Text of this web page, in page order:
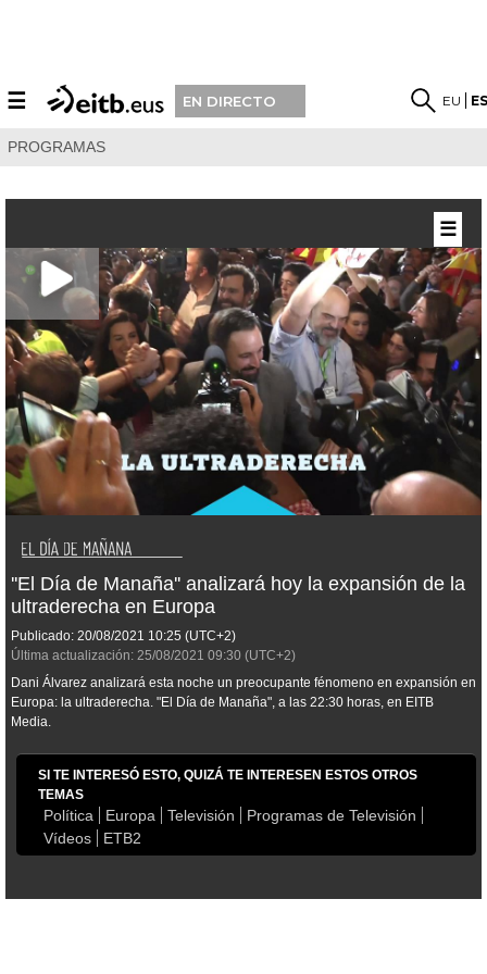
☰ EN DIRECTO EU
PROGRAMAS
''El Día de Manaña'' analizará hoy la expansión de la
ultraderecha en Europa
Publicado: 20/08/2021 10:25 (UTC+2)
Última actualización: 25/08/2021 09:30 (UTC+2)
Dani Álvarez analizará esta noche un preocupante fénomeno en expansión en
Europa: la ultraderecha. "El Día de Manaña", a las 22:30 horas, en EITB
Media.
SI TE INTERESÓ ESTO, QUIZÁ TE INTERESEN ESTOS OTROS
TEMAS
Política Europa Televisión
Programas de Televisión
Vídeos
ETB2
☰